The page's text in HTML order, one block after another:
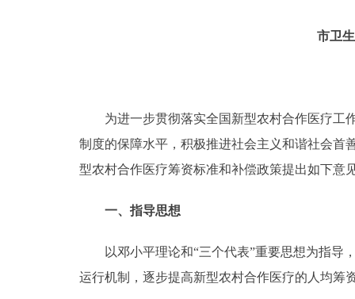
走进北京
北京概况
绿色北京
市卫
为进一步贯彻落实全国新型农村合作医疗工作
制度的保障水平，积极推进社会主义和谐社会首
型农村合作医疗筹资标准和补偿政策提出如下意
一、指导思想
以邓小平理论和“三个代表”重要思想为指导，
运行机制，逐步提高新型农村合作医疗的人均筹